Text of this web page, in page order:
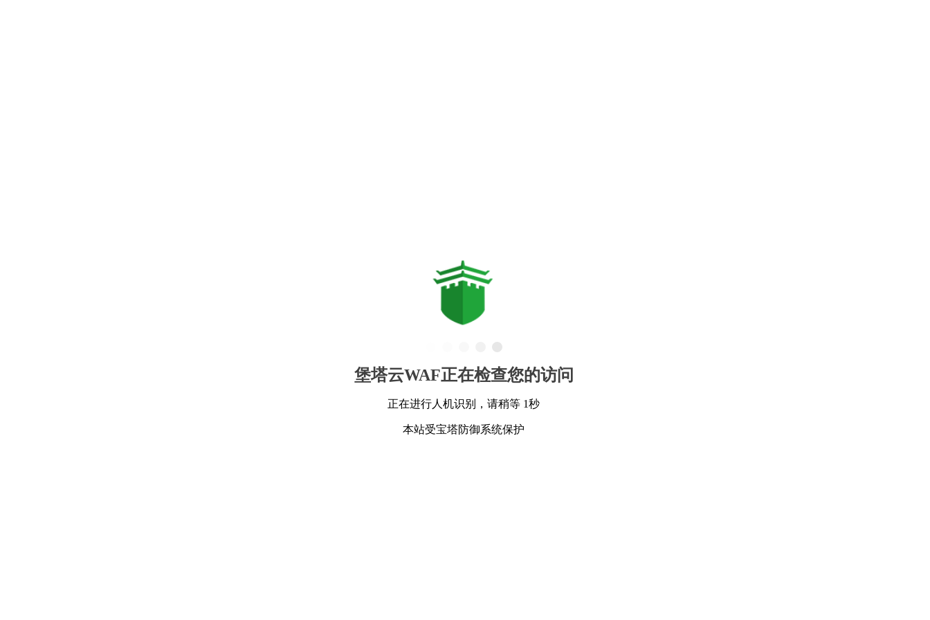
堡塔云WAF正在检查您的访问
正在进行人机识别，请稍等 1秒
本站受宝塔防御系统保护